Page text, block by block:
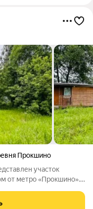
Прокшино
участок
от метро «Прокшино».
Киевскому шоссе в